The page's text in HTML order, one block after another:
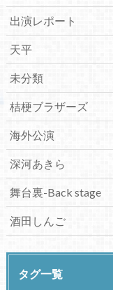
出演レポート
天平
未分類
桔梗ブラザーズ
海外公演
深河あきら
舞台裏-Back stage
酒田しんご
タグ一覧